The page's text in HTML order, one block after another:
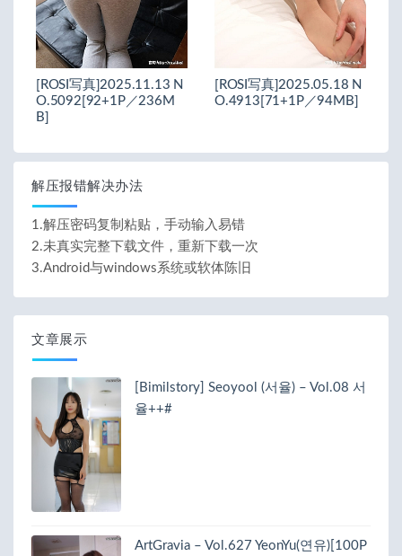
[ROSI写真]2025.11.13 N
O.5092[92+1P／236M
B]
[ROSI写真]2025.05.18 N
O.4913[71+1P／94MB]
解压报错解决办法
1.解压密码复制粘贴，手动输入易错
2.未真实完整下载文件，重新下载一次
3.Android与windows系统或软体陈旧
文章展示
[Bimilstory] Seoyool (서율) – Vol.08 서
율++#
ArtGravia – Vol.627 YeonYu(연유)[100P